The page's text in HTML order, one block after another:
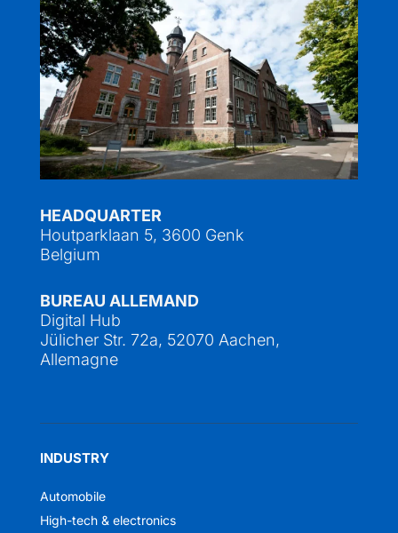
HEADQUARTER
Houtparklaan 5, 3600 Genk
Belgium
BUREAU ALLEMAND
Digital Hub
Jülicher Str. 72a, 52070 Aachen,
Allemagne
INDUSTRY
Automobile
High-tech & electronics